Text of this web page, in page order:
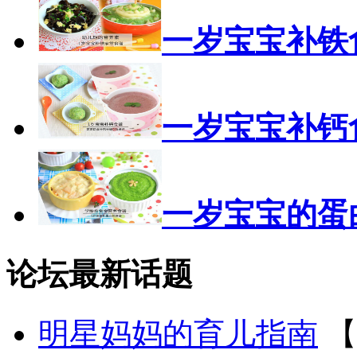
一岁宝宝补铁
一岁宝宝补钙
一岁宝宝的
论坛最新话题
明星妈妈的育儿指南